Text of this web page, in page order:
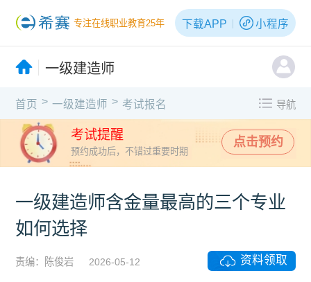
专注在线职业教育25年 下载APP 小程序
一级建造师
首页 > 一级建造师 > 考试报名 导航
考试提醒
预约成功后，不错过重要时期
点击预约
一级建造师含金量最高的三个专业
如何选择
责编：陈俊岩 2026-05-12 资料领取